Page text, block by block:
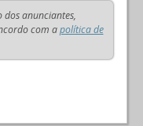
anunciantes,
com apolítica de